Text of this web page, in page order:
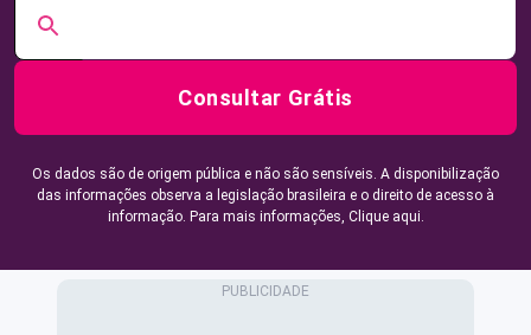
Consultar Grátis
Os dados são de origem pública e não são sensíveis. A disponibilização
das informações observa a legislação brasileira e o direito de acesso à
informação. Para mais informações, Clique aqui.